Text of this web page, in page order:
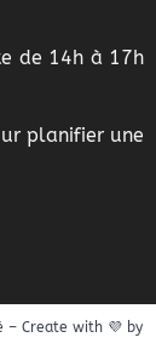
de 14h à 17h
planifier une
– Create with 💜 by